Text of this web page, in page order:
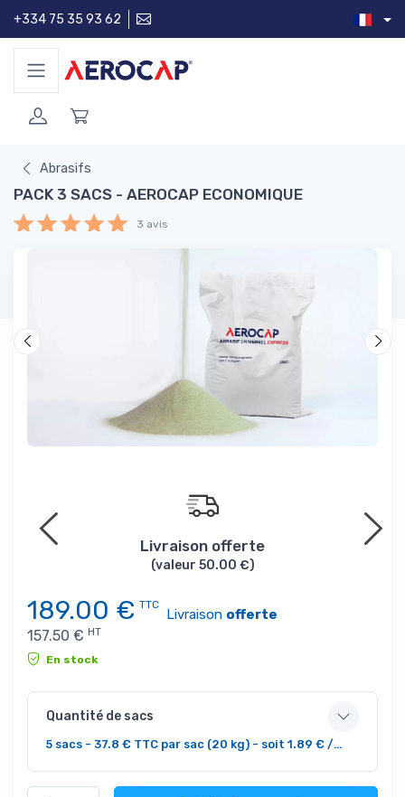
+334 75 35 93 62
Abrasifs
PACK 3 SACS - AEROCAP ECONOMIQUE
3 avis
Livraison offerte
(valeur 50.00 €)
189.00 € TTC
Livraison offerte
157.50 € HT
En stock
Quantité de sacs
5 sacs - 37.8 € TTC par sac (20 kg) - soit 1.89 € / kg